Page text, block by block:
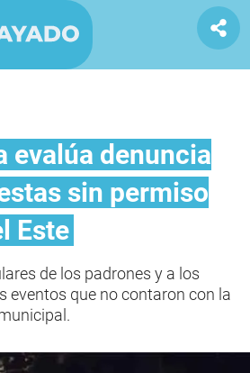
evalúa denuncia
sin permiso
Este
de los padrones y a los
eventos que no contaron con la